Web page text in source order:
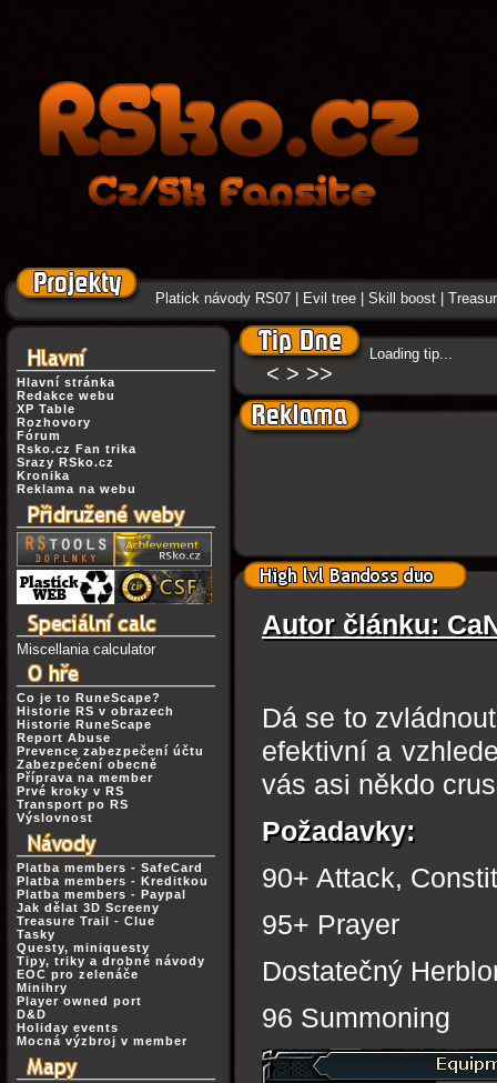
Platick návody RS07 Evil tree Skill boost
Hlavní stránka
Redakce webu
XP Table
Rozhovory
Fórum
Rsko.cz Fan trika
Srazy RSko.cz
Kronika
Reklama na webu
Miscellania calculator
Co je to RuneScape?
Historie RS v obrazech
Historie RuneScape
Report Abuse
Prevence zabezpečení účtu
Zabezpečení obecně
Příprava na member
Prvé kroky v RS
Transport po RS
Výslovnost
Platba members - SafeCard
Platba members - Kreditkou
Platba members - Paypal
Jak dělat 3D Screeny
Treasure Trail - Clue
Tasky
Questy, miniquesty
Tipy, triky a drobné návody
EOC pro zelenáče
Minihry
Player owned port
D&D
Holiday events
Mocná výzbroj v member
< > >>
Loading tip...
Autor článku:
Dá se to
efektivní a
vás asi někdo
Požadavky:
90+ Attack,
95+ Prayer
Dostatečný
96 Summoning